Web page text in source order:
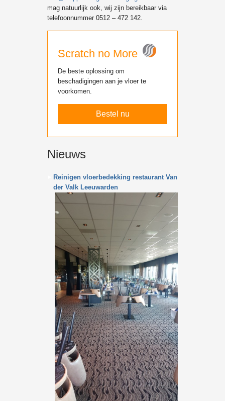
mag natuurlijk ook, wij zijn bereikbaar via
telefoonnummer 0512 – 472 142.
Scratch no More
De beste oplossing om
beschadigingen aan je vloer te
voorkomen.
Bestel nu
Nieuws
Reinigen vloerbedekking restaurant Van
der Valk Leeuwarden